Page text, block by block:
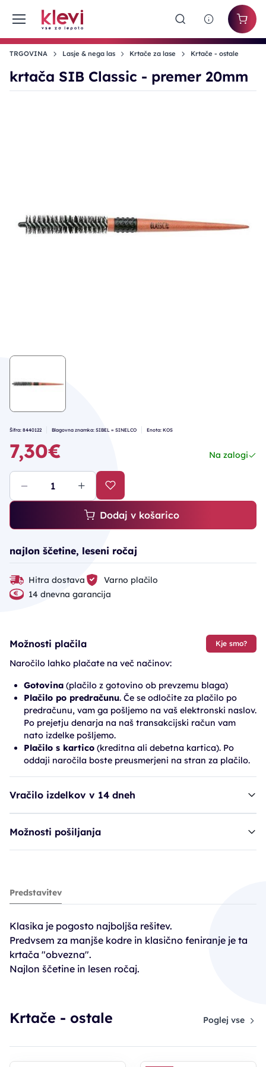
TRGOVINA Lasje & nega las Krtače za lase Krtače - ostale
krtača SIB Classic - premer 20mm
Šifra: 8440122 Blagovna znamka: SIBEL = SINELCO Enota: KOS
7,30€ Na zalogi
Dodaj v košarico
najlon ščetine, leseni ročaj
Hitra dostava
Varno plačilo
14 dnevna garancija
Možnosti plačila Kje smo?
Naročilo lahko plačate na več načinov:
Gotovina (plačilo z gotovino ob prevzemu blaga)
Plačilo po predračunu. Če se odločite za plačilo po
predračunu, vam ga pošljemo na vaš elektronski naslov.
Po prejetju denarja na naš transakcijski račun vam
nato izdelke pošljemo.
Plačilo s kartico (kreditna ali debetna kartica). Po
oddaji naročila boste preusmerjeni na stran za plačilo.
Vračilo izdelkov v 14 dneh
Možnosti pošiljanja
krtača SIB Classic - premer 20mm
7,30€
Predstavitev
Klasika je pogosto najboljša rešitev.
Predvsem za manjše kodre in klasično feniranje je ta
krtača "obvezna".
Najlon ščetine in lesen ročaj.
Krtače - ostale Poglej vse